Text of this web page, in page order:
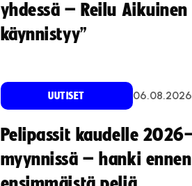
yhdessä – Reilu
käynnistyy”
UUTISET 06.08.2026
Pelipassit kaudelle
myynnissä – hanki ennen